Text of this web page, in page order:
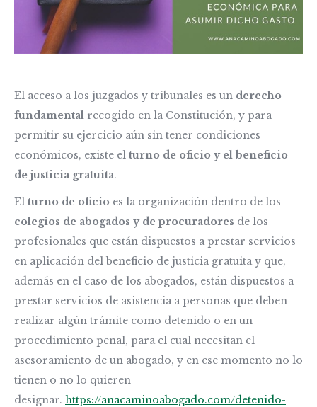
El acceso a los juzgados y tribunales es un derecho
fundamental recogido en la Constitución, y para
permitir su ejercicio aún sin tener condiciones
económicos, existe el turno de oficio y el beneficio
de justicia gratuita.
El turno de oficio es la organización dentro de los
colegios de abogados y de procuradores de los
profesionales que están dispuestos a prestar servicios
en aplicación del beneficio de justicia gratuita y que,
además en el caso de los abogados, están dispuestos a
prestar servicios de asistencia a personas que deben
realizar algún trámite como detenido o en un
procedimiento penal, para el cual necesitan el
asesoramiento de un abogado, y en ese momento no lo
tienen o no lo quieren
designar. https://anacaminoabogado.com/detenido-